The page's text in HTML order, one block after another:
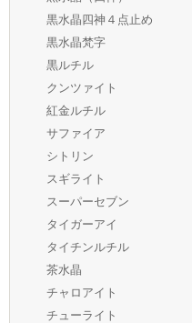
黒水晶四神４点止め
黒水晶梵字
黒ルチル
クンツァイト
紅金ルチル
サファイア
シトリン
スギライト
スーパーセブン
タイガーアイ
タイチンルチル
茶水晶
チャロアイト
チューライト